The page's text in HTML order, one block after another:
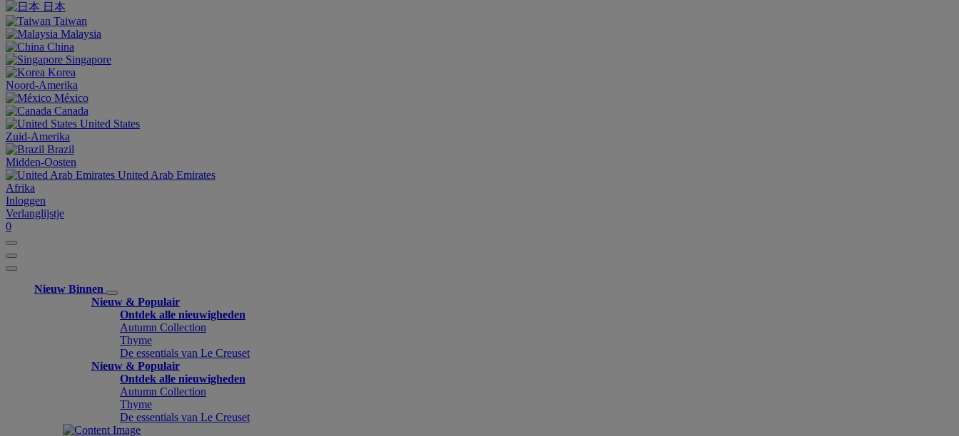
日本
Taiwan
Malaysia
China
Singapore
Korea
Noord-Amerika
México
Canada
United States
Zuid-Amerika
Brazil
Midden-Oosten
United Arab Emirates
Afrika
Inloggen
Verlanglijstje
0
Nieuw Binnen
Nieuw & Populair
Ontdek alle nieuwigheden
Autumn Collection
Thyme
De essentials van Le Creuset
Nieuw & Populair
Ontdek alle nieuwigheden
Autumn Collection
Thyme
De essentials van Le Creuset